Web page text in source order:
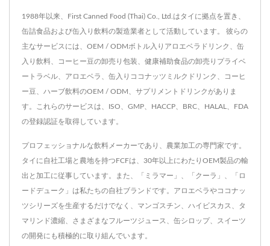
1988年以来、First Canned Food (Thai) Co., Ltd.はタイに拠点を置き、
缶詰食品および缶入り飲料の製造業者として活動しています。 彼らの
主なサービスには、OEM / ODMボトル入りアロエベラドリンク、缶
入り飲料、コーヒー豆の卸売り包装、健康補助食品の卸売りプライベ
ートラベル、アロエベラ、缶入りココナッツミルクドリンク、コーヒ
ー豆、ハーブ飲料のOEM / ODM、サプリメントドリンクがありま
す。これらのサービスは、ISO、GMP、HACCP、BRC、HALAL、FDA
の登録認証を取得しています。
プロフェッショナルな飲料メーカーであり、農業加工の専門家です。
タイに自社工場と農地を持つFCFは、30年以上にわたりOEM製品の輸
出と加工に従事しています。また、「ミラマー」、「クーラ」、「ロ
ードデューク」は私たちの自社ブランドです。アロエベラやココナッ
ツシリーズを生産するだけでなく、マンゴスチン、ハイビスカス、タ
マリンド濃縮、さまざまなフルーツジュース、缶シロップ、スイーツ
の開発にも積極的に取り組んでいます。